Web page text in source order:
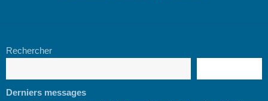
Rechercher
Derniers messages